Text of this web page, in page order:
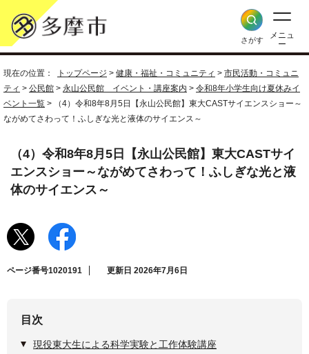
さがす
メニュ
ー
現在の位置： トップページ > 健康・福祉・コミュニティ > 市民活動・コミュニ
ティ > 公民館 > 永山公民館 イベント・講座案内 > 令和8年小学生向け夏休みイ
ベント一覧 > （4）令和8年8月5日【永山公民館】東大CASTサイエンスショー～
ながめてさわって！ふしぎな光と液体のサイエンス～
（4）令和8年8月5日【永山公民館】東大CASTサイ
エンスショー～ながめてさわって！ふしぎな光と液
体のサイエンス～
ページ番号1020191 更新日 2026年7月6日
目次
現役東大生による科学実験と工作体験講座